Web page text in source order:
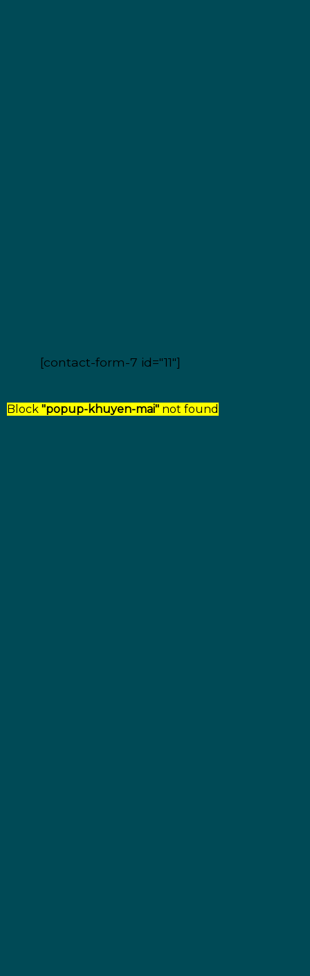
[contact-form-7 id="11"]
Block "popup-khuyen-mai" not found